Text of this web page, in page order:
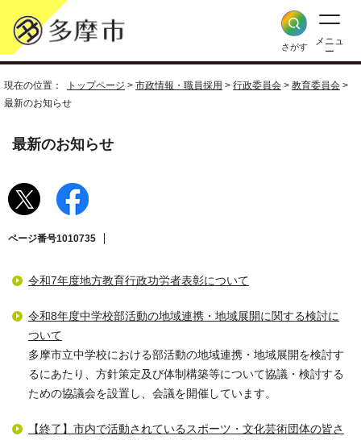
さがす
メニュ
ー
現在の位置： トップページ > 市政情報・職員採用 > 行政委員会 > 教育委員会 >
最新のお知らせ
最新のお知らせ
ページ番号1010735
令和7年度地方教育行政功労者表彰について
令和8年度中学校部活動の地域連携・地域展開に関する検討に
ついて
多摩市立中学校における部活動の地域連携・地域展開を検討す
るにあたり、方針策定及び体制構築等について協議・検討する
ための協議会を設置し、会議を開催しています。
【終了】市内で活動されているスポーツ・文化芸術団体の皆さ